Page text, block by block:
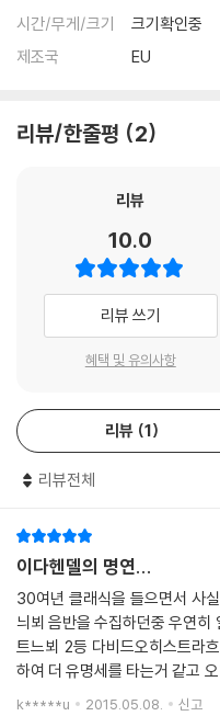
시간/무게/크기
크기확인중
제조국
EU
리뷰/한줄평 2
리뷰
10.0
리뷰 쓰기
혜택 및 유의사항
리뷰 1
리뷰전체
이다헨델의 명연...
30여년 클래식을 들으면서 사
늬뵈 음반을 수집하던중 우연히
트느뵈 2등 다비드오히스트라
하여 더 유명세를 타는거 같고
리니스트 지만 이다헨델은 사실
k*****u 2015.05.08. 신고